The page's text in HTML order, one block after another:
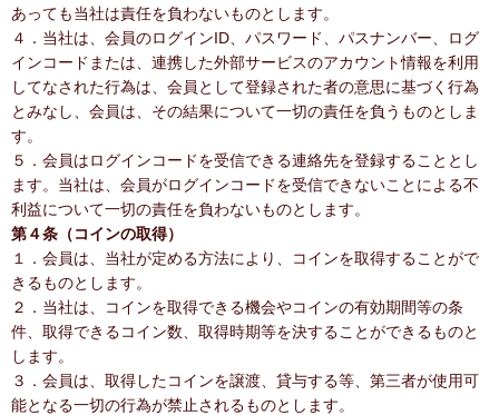
あっても当社は責任を負わないものとします。
４．当社は、会員のログインID、パスワード、パスナンバー、ログ
インコードまたは、連携した外部サービスのアカウント情報を利用
してなされた行為は、会員として登録された者の意思に基づく行為
とみなし、会員は、その結果について一切の責任を負うものとしま
す。
５．会員はログインコードを受信できる連絡先を登録することとし
ます。当社は、会員がログインコードを受信できないことによる不
利益について一切の責任を負わないものとします。
第４条（コインの取得）
１．会員は、当社が定める方法により、コインを取得することがで
きるものとします。
２．当社は、コインを取得できる機会やコインの有効期間等の条
件、取得できるコイン数、取得時期等を決することができるものと
します。
３．会員は、取得したコインを譲渡、貸与する等、第三者が使用可
能となる一切の行為が禁止されるものとします。